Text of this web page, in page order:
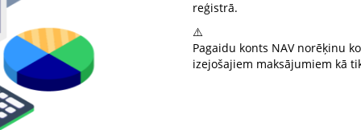
reģistrā.
⚠️
Pagaidu konts NAV norēķinu
izejošajiem maksājumiem kā